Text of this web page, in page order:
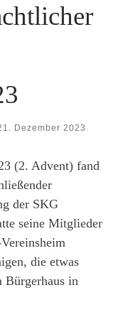
Dezember 2023
(2. Advent) fand
der SKG
seine Mitglieder
die etwas
Bürgerhaus in